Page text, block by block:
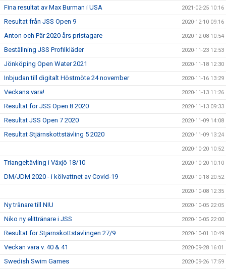
Fina resultat av Max Burman i USA 2021-02-25 10:16
Resultat från JSS Open 9 2020-12-10 09:16
Anton och Pär 2020 års pristagare 2020-12-08 10:54
Beställning JSS Profilkläder 2020-11-23 12:53
Jönköping Open Water 2021 2020-11-18 12:30
Inbjudan till digitalt Höstmöte 24 november 2020-11-16 13:29
Veckans vara! 2020-11-13 11:26
Resultat för JSS Open 8 2020 2020-11-13 09:33
Resultat JSS Open 7 2020 2020-11-09 14:08
Resultat Stjärnskottstävling 5 2020 2020-11-09 13:24
2020-10-20 10:52
Triangeltävling i Växjö 18/10 2020-10-20 10:10
DM/JDM 2020 - i kölvattnet av Covid-19 2020-10-18 20:52
2020-10-08 12:35
Ny tränare till NIU 2020-10-05 22:05
Niko ny elittränare i JSS 2020-10-05 22:00
Resultat för Stjärnskottstävlingen 27/9 2020-10-01 10:49
Veckan vara v. 40 & 41 2020-09-28 16:01
Swedish Swim Games 2020-09-26 17:59